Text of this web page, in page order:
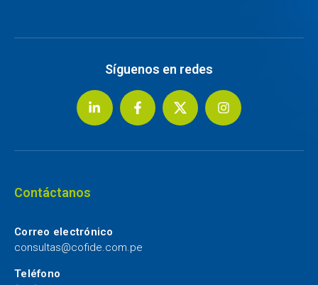
Síguenos en redes
Contáctanos
Correo electrónico
consultas@cofide.com.pe
Teléfono